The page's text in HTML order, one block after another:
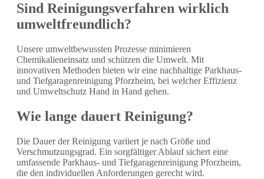
Sind Reinigungsverfahren wirklich
umweltfreundlich?
Unsere umweltbewussten Prozesse minimieren
Chemikalieneinsatz und schützen die Umwelt. Mit
innovativen Methoden bieten wir eine nachhaltige Parkhaus-
und Tiefgaragenreinigung Pforzheim, bei welcher Effizienz
und Umweltschutz Hand in Hand gehen.
Wie lange dauert Reinigung?
Die Dauer der Reinigung variiert je nach Größe und
Verschmutzungsgrad. Ein sorgfältiger Ablauf sichert eine
umfassende Parkhaus- und Tiefgaragenreinigung Pforzheim,
die den individuellen Anforderungen gerecht wird.